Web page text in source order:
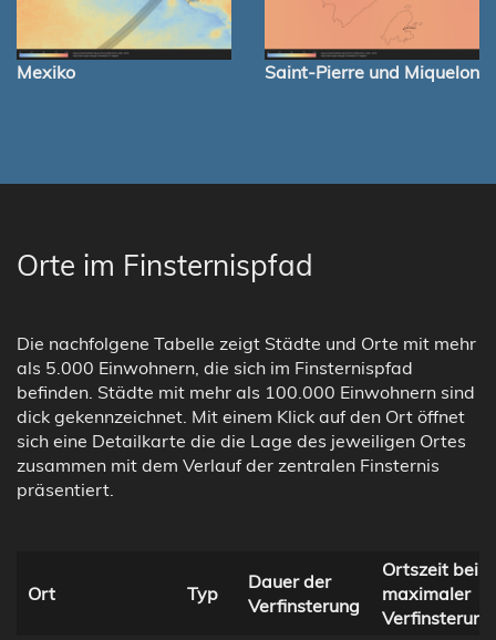
Mexiko Saint-Pierre und Miquelon
Orte im Finsternispfad
Die nachfolgene Tabelle zeigt Städte und Orte mit mehr
als 5.000 Einwohnern, die sich im Finsternispfad
befinden. Städte mit mehr als 100.000 Einwohnern sind
dick gekennzeichnet. Mit einem Klick auf den Ort öffnet
sich eine Detailkarte die die Lage des jeweiligen Ortes
zusammen mit dem Verlauf der zentralen Finsternis
präsentiert.
Ort Typ
Dauer der
Verfinsterung
Ortszeit bei
maximaler
Verfinsterung